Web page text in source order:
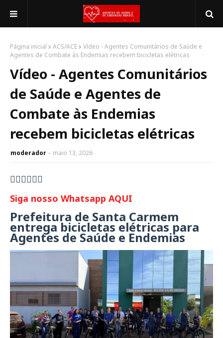
Página inicial ACS/ACE
Vídeo - Agentes Comunitários de Saúde e
Agentes de Combate às Endemias recebem bicicletas elétricas
Vídeo - Agentes Comunitários
de Saúde e Agentes de
Combate às Endemias
recebem bicicletas elétricas
moderador maio 13, 2026
👇🏻👇🏻👇🏻
Siga nosso Whatsapp AQUI
Prefeitura de Santa Carmem
entrega bicicletas elétricas para
Agentes de Saúde e Endemias